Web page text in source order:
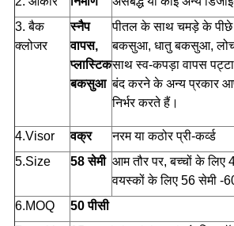
3. बैक
क्लोजर
स्नैप
वापस,
प्लास्टिक
बकसुआ
पीतल के साथ चमड़े के पीछे
बकसुआ, धातु बकसुआ,
साथ स्व-कपड़ा वापस
बंद करने के अन्य प्रकार
निर्भर करते हैं।
4.Visor वक्र
नरम या कठोर प्री-कर्व्ड
5.Size
58 सेमी आम तौर पर, बच्चों के लिए
वयस्कों के लिए 56 सेमी -
6.MOQ
50 पीसी